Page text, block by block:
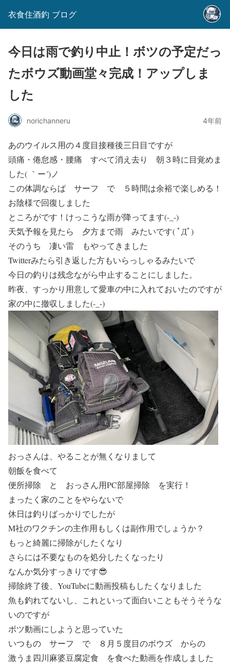
衣食住酒釣 ブログ
今日は雨で釣り中止！ボツの予定だっ
たボウズ動画堂々完成！アップしま
した
norichanneru 4年前
あのウイルス用の４度目接種後三日目ですが
頭痛・倦怠感・腰痛 すべて消え去り 朝３時に目覚めま
した( ｀ー´)ノ
この体調ならば サーフ で ５時間は余裕で楽しめる！
お陰様で回復しました
ところがです！けっこうな雨が降ってます(-_-)
天気予報を見たら 夕方まで雨 みたいです( ﾟДﾟ)
そのうち 凄い雷 もやってきました
Twitterみたら引き返した方もいらっしゃるみたいで
今日の釣りは残念ながら中止することにしました。
昨夜、すっかり用意して愛車の中に入れておいたのですが
家の中に撤収しました(-_-)
おっさんは、やることが無くなりまして
朝飯を食べて
便所掃除 と おっさん用PC部屋掃除 を実行！
まったく家のことをやらないで
休日は釣りばっかりでしたが
M社のワクチンの主作用もしくは副作用でしょうか？
もっと綺麗に掃除がしたくなり
さらには不要なものを処分したくなったり
なんか気分すっきりです😎
掃除終了後、YouTubeに動画投稿もしたくなりました
魚も釣れてないし、これといって面白いこともそうそうな
いのですが
ボツ動画にしようと思っていた
いつもの サーフ で ８月５度目のボウズ からの
激うま四川麻婆豆腐定食 を食べた動画を作成しました